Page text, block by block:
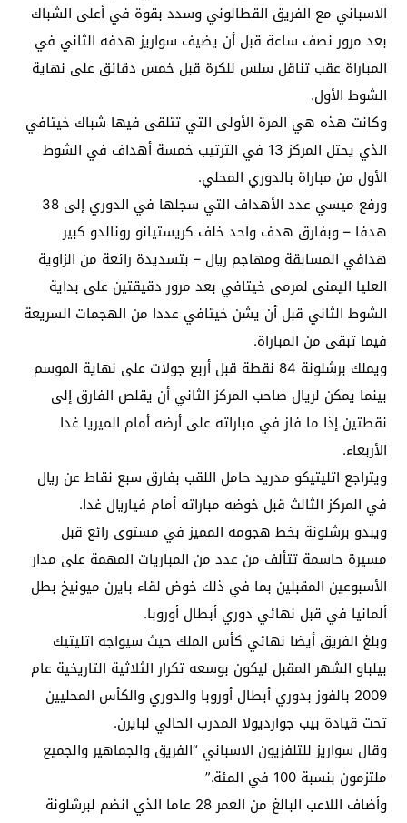
الاسباني مع الفريق القطالوني وسدد بقوة في أعلى الشباك
بعد مرور نصف ساعة قبل أن يضيف سواريز هدفه الثاني في
المباراة عقب تناقل سلس للكرة قبل خمس دقائق على نهاية
الشوط الأول.
وكانت هذه هي المرة الأولى التي تتلقى فيها شباك خيتافي
الذي يحتل المركز 13 في الترتيب خمسة أهداف في الشوط
الأول من مباراة بالدوري المحلي.
ورفع ميسي عدد الأهداف التي سجلها في الدوري إلى 38
هدفا – وبفارق هدف واحد خلف كريستيانو رونالدو كبير
هدافي المسابقة ومهاجم ريال – بتسديدة رائعة من الزاوية
العليا اليمنى لمرمى خيتافي بعد مرور دقيقتين على بداية
الشوط الثاني قبل أن يشن خيتافي عددا من الهجمات السريعة
فيما تبقى من المباراة.
ويملك برشلونة 84 نقطة قبل أربع جولات على نهاية الموسم
بينما يمكن لريال صاحب المركز الثاني أن يقلص الفارق إلى
نقطتين إذا ما فاز في مباراته على أرضه أمام الميريا غدا
الأربعاء.
ويتراجع اتليتيكو مدريد حامل اللقب بفارق سبع نقاط عن ريال
في المركز الثالث قبل خوضه مباراته أمام فياريال غدا.
ويبدو برشلونة بخط هجومه المميز في مستوى رائع قبل
مسيرة حاسمة تتألف من عدد من المباريات المهمة على مدار
الأسبوعين المقبلين بما في ذلك خوض لقاء بايرن ميونيخ بطل
ألمانيا في قبل نهائي دوري أبطال أوروبا.
وبلغ الفريق أيضا نهائي كأس الملك حيث سيواجه اتليتيك
بيلباو الشهر المقبل ليكون بوسعه تكرار الثلاثية التاريخية عام
2009 بالفوز بدوري أبطال أوروبا والدوري والكأس المحليين
تحت قيادة بيب جوارديولا المدرب الحالي لبايرن.
وقال سواريز للتلفزيون الاسباني “الفريق والجماهير والجميع
ملتزمون بنسبة 100 في المئة.”
وأضاف اللاعب البالغ من العمر 28 عاما الذي انضم لبرشلونة